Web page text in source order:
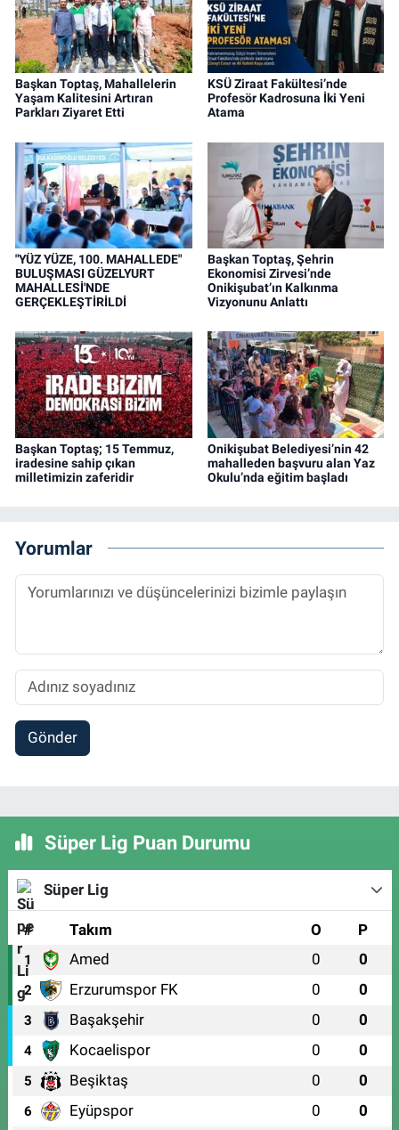
Başkan Toptaş, Mahallelerin
Yaşam Kalitesini Artıran
Parkları Ziyaret Etti
KSÜ Ziraat Fakültesi’nde
Profesör Kadrosuna İki Yeni
Atama
"YÜZ YÜZE, 100. MAHALLEDE"
BULUŞMASI GÜZELYURT
MAHALLESİ'NDE
GERÇEKLEŞTİRİLDİ
Başkan Toptaş, Şehrin
Ekonomisi Zirvesi’nde
Onikişubat’ın Kalkınma
Vizyonunu Anlattı
Başkan Toptaş; 15 Temmuz,
iradesine sahip çıkan
milletimizin zaferidir
Onikişubat Belediyesi’nin 42
mahalleden başvuru alan Yaz
Okulu’nda eğitim başladı
Yorumlar
Gönder
Süper Lig Puan Durumu
Süper Lig
# Takım O P
1 Amed 0 0
2 Erzurumspor FK 0 0
3 Başakşehir 0 0
4 Kocaelispor 0 0
5 Beşiktaş 0 0
6 Eyüpspor 0 0